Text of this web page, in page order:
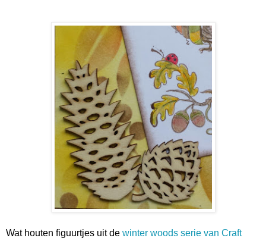
Wat houten figuurtjes uit de winter woods serie van Craft